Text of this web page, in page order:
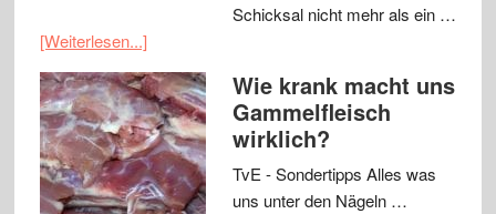
Schicksal nicht mehr als ein …
[Weiterlesen...]
Wie krank macht uns
Gammelfleisch
wirklich?
TvE - Sondertipps Alles was
uns unter den Nägeln …